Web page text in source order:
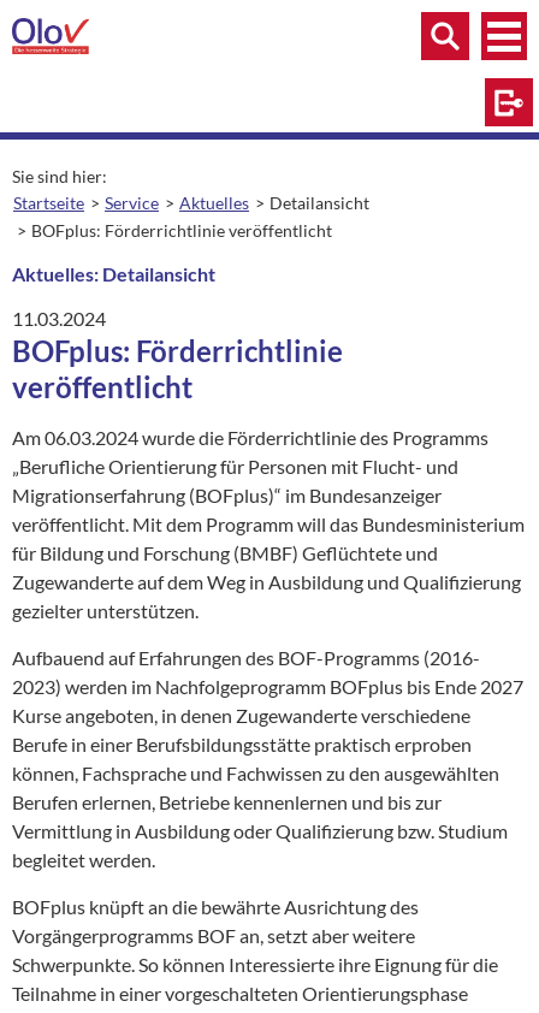
Zum Inhalt springen
Menü
Menü
Suche
Sie sind hier:
Startseite
Service Aktuelles aktuelle Seite:
Detailansicht
BOFplus: Förderrichtlinie veröffentlicht
Aktuelles: Detailansicht
11.03.2024
BOFplus: Förderrichtlinie
veröffentlicht
Am 06.03.2024 wurde die Förderrichtlinie des Programms
„Berufliche Orientierung für Personen mit Flucht- und
Migrationserfahrung (BOFplus)“ im Bundesanzeiger
veröffentlicht. Mit dem Programm will das Bundesministerium
für Bildung und Forschung (BMBF) Geflüchtete und
Zugewanderte auf dem Weg in Ausbildung und Qualifizierung
gezielter unterstützen.
Aufbauend auf Erfahrungen des BOF-Programms (2016-
2023) werden im Nachfolgeprogramm BOFplus bis Ende 2027
Kurse angeboten, in denen Zugewanderte verschiedene
Berufe in einer Berufsbildungsstätte praktisch erproben
können, Fachsprache und Fachwissen zu den ausgewählten
Berufen erlernen, Betriebe kennenlernen und bis zur
Vermittlung in Ausbildung oder Qualifizierung bzw. Studium
begleitet werden.
BOFplus knüpft an die bewährte Ausrichtung des
Vorgängerprogramms BOF an, setzt aber weitere
Schwerpunkte. So können Interessierte ihre Eignung für die
Teilnahme in einer vorgeschalteten Orientierungsphase